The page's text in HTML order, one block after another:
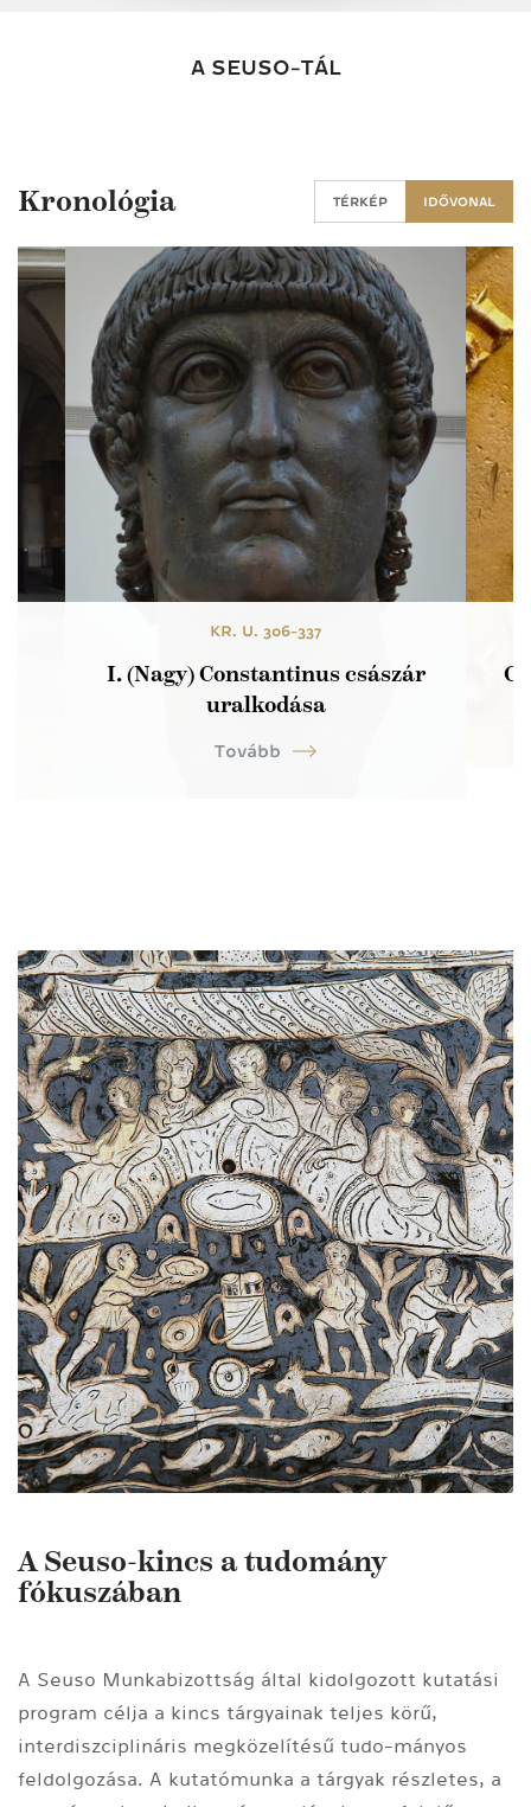
A SEUSO-TÁL
Kronológia TÉRKÉP IDŐVONAL
KR. U. 306-337
I. (Nagy) Constantinus császár
uralkodása
Tovább
A Seuso-kincs a tudomány
fókuszában
A Seuso Munkabizottság által kidolgozott kutatási
program célja a kincs tárgyainak teljes körű,
interdiszciplináris megközelítésű tudo-mányos
feldolgozása. A kutatómunka a tárgyak részletes, a